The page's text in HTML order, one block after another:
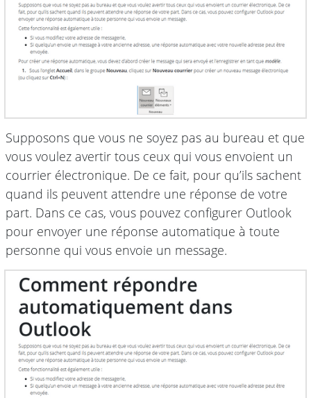
Supposons que vous ne soyez pas au bureau et que
vous voulez avertir tous ceux qui vous envoient un
courrier électronique. De ce fait, pour qu’ils sachent
quand ils peuvent attendre une réponse de votre
part. Dans ce cas, vous pouvez configurer Outlook
pour envoyer une réponse automatique à toute
personne qui vous envoie un message.